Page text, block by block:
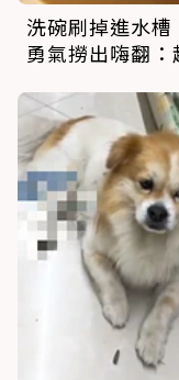
洗碗刷掉進水
勇氣撈出嗨翻：